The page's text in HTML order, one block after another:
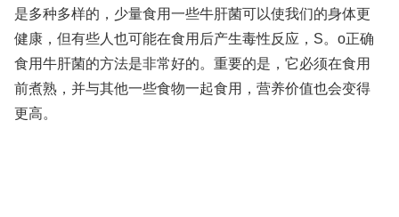
是多种多样的，少量食用一些牛肝菌可以使我们的身体更
健康，但有些人也可能在食用后产生毒性反应，S。o正确
食用牛肝菌的方法是非常好的。重要的是，它必须在食用
前煮熟，并与其他一些食物一起食用，营养价值也会变得
更高。